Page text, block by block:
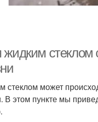
жидким
стеклом может
В этом пункте мы